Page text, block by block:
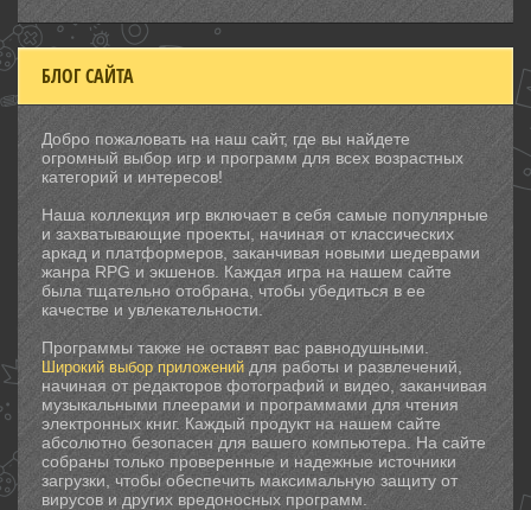
БЛОГ САЙТА
Добро пожаловать на наш сайт, где вы найдете
огромный выбор игр и программ для всех возрастных
категорий и интересов!
Наша коллекция игр включает в себя самые популярные
и захватывающие проекты, начиная от классических
аркад и платформеров, заканчивая новыми шедеврами
жанра RPG и экшенов. Каждая игра на нашем сайте
была тщательно отобрана, чтобы убедиться в ее
качестве и увлекательности.
Программы также не оставят вас равнодушными.
Широкий выбор приложений для работы и развлечений,
начиная от редакторов фотографий и видео, заканчивая
музыкальными плеерами и программами для чтения
электронных книг. Каждый продукт на нашем сайте
абсолютно безопасен для вашего компьютера. На сайте
собраны только проверенные и надежные источники
загрузки, чтобы обеспечить максимальную защиту от
вирусов и других вредоносных программ.